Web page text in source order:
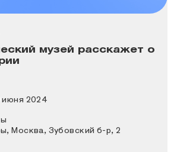
музей расскажет о
выставки
2024
выставки
Москва, Зубовский б-р, 2